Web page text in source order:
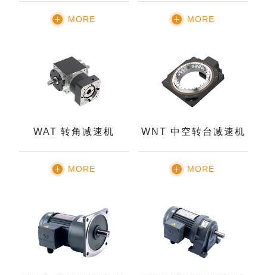
MORE MORE
WAT 转角减速机
MORE
WNT 中空转台减速机
MORE